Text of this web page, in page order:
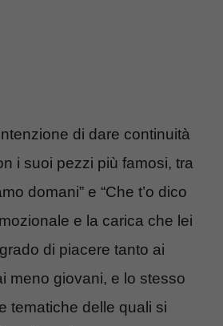
di dare continuità
i suoi pezzi più famosi, tra
domani” e “Che t’o dico
e la carica che lei
di piacere tanto ai
meno giovani, e lo stesso
tematiche delle quali si